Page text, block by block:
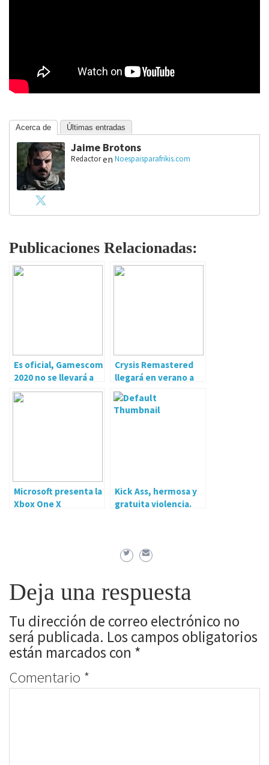
Acerca de Últimas entradas
Jaime Brotons
Redactoren Noespaisparafrikis.com
Publicaciones Relacionadas:
Es oficial, Gamescom
2020 no se llevará a
cabo… físicamente
Crysis Remastered
llegará en verano a
todas las
plataformas
Microsoft presenta la
Xbox One X
Kick Ass, hermosa y
gratuita violencia.
Deja una respuesta
Tu dirección de correo electrónico no
será publicada. Los campos obligatorios
están marcados con *
Comentario *